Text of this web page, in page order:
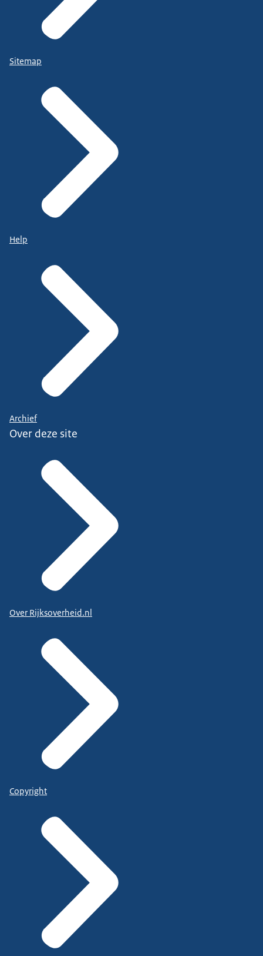
Sitemap
Help
Archief
Over deze site
Over Rijksoverheid.nl
Copyright